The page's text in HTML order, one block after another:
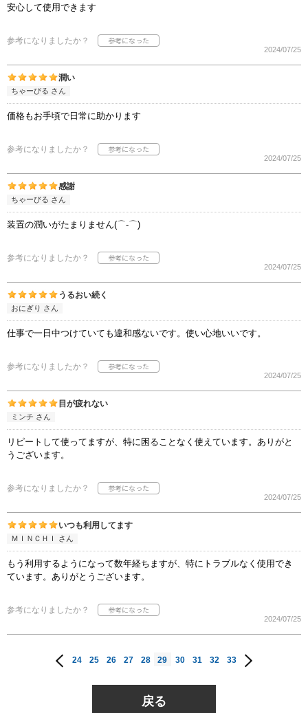
安心して使用できます
参考になりましたか？
2024/07/25
潤い
ちゃーびる さん
価格もお手頃で日常に助かります
参考になりましたか？
2024/07/25
感謝
ちゃーびる さん
装置の潤いがたまりません(⌒‐⌒)
参考になりましたか？
2024/07/25
うるおい続く
おにぎり さん
仕事で一日中つけていても違和感ないです。使い心地いいです。
参考になりましたか？
2024/07/25
目が疲れない
ミンチ さん
リピートして使ってますが、特に困ることなく使えています。ありがと
うございます。
参考になりましたか？
2024/07/25
いつも利用してます
ＭＩＮＣＨＩ さん
もう利用するようになって数年経ちますが、特にトラブルなく使用でき
ています。ありがとうございます。
参考になりましたか？
2024/07/25
24 25 26 27 28 29 30 31 32 33
戻る